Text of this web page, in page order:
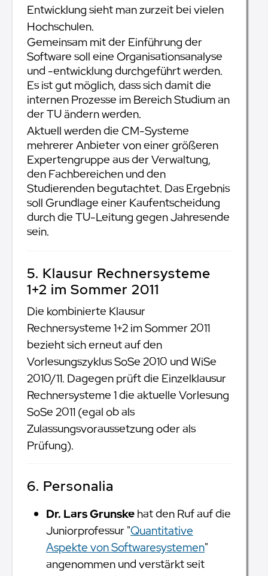
Entwicklung sieht man zurzeit bei vielen
Hochschulen.
Gemeinsam mit der Einführung der
Software soll eine Organisationsanalyse
und -entwicklung durchgeführt werden.
Es ist gut möglich, dass sich damit die
internen Prozesse im Bereich Studium an
der TU ändern werden.
Aktuell werden die CM-Systeme
mehrerer Anbieter von einer größeren
Expertengruppe aus der Verwaltung,
den Fachbereichen und den
Studierenden begutachtet. Das Ergebnis
soll Grundlage einer Kaufentscheidung
durch die TU-Leitung gegen Jahresende
sein.
5. Klausur Rechnersysteme
1+2 im Sommer 2011
Die kombinierte Klausur
Rechnersysteme 1+2 im Sommer 2011
bezieht sich erneut auf den
Vorlesungszyklus SoSe 2010 und WiSe
2010/11. Dagegen prüft die Einzelklausur
Rechnersysteme 1 die aktuelle Vorlesung
SoSe 2011 (egal ob als
Zulassungsvoraussetzung oder als
Prüfung).
6. Personalia
Dr. Lars Grunskehat den Ruf auf die
Juniorprofessur "Quantitative
Aspekte von Softwaresystemen"
angenommen und verstärkt seit